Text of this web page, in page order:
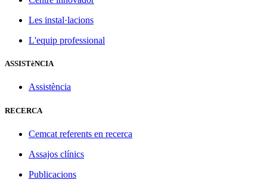
Les instal·lacions
L'equip professional
ASSISTèNCIA
Assistència
RECERCA
Cemcat referents en recerca
Assajos clínics
Publicacions